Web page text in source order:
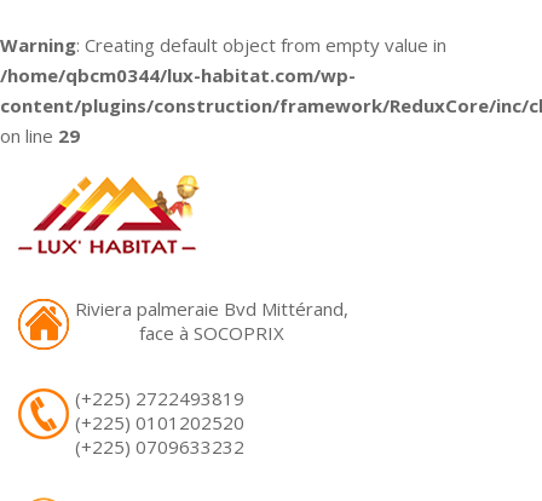
Warning: Creating default object from empty value in
/home/qbcm0344/lux-habitat.com/wp-
content/plugins/construction/framework/ReduxCore/inc/
on line 29
Riviera palmeraie Bvd Mittérand,
face à SOCOPRIX
(+225) 2722493819
(+225) 0101202520
(+225) 0709633232